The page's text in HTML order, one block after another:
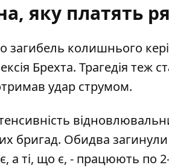
яку платять
загибель колишнього
Брехта. Трагедія теж
удар струмом.
бригад. Обидва
а ті, що є, - працюють по